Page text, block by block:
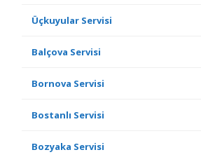
Üçkuyular Servisi
Balçova Servisi
Bornova Servisi
Bostanlı Servisi
Bozyaka Servisi